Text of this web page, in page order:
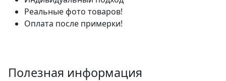
Реальные фото товаров!
Оплата после примерки!
Полезная информация